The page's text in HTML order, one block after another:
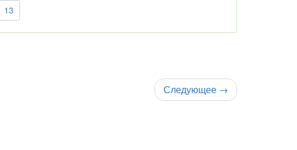
13
Следующее →